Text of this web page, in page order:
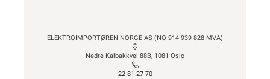
ELEKTROIMPORTØREN NORGE AS (NO 914 939 828 MVA)
Nedre Kalbakkvei 88B, 1081 Oslo
22 81 27 70